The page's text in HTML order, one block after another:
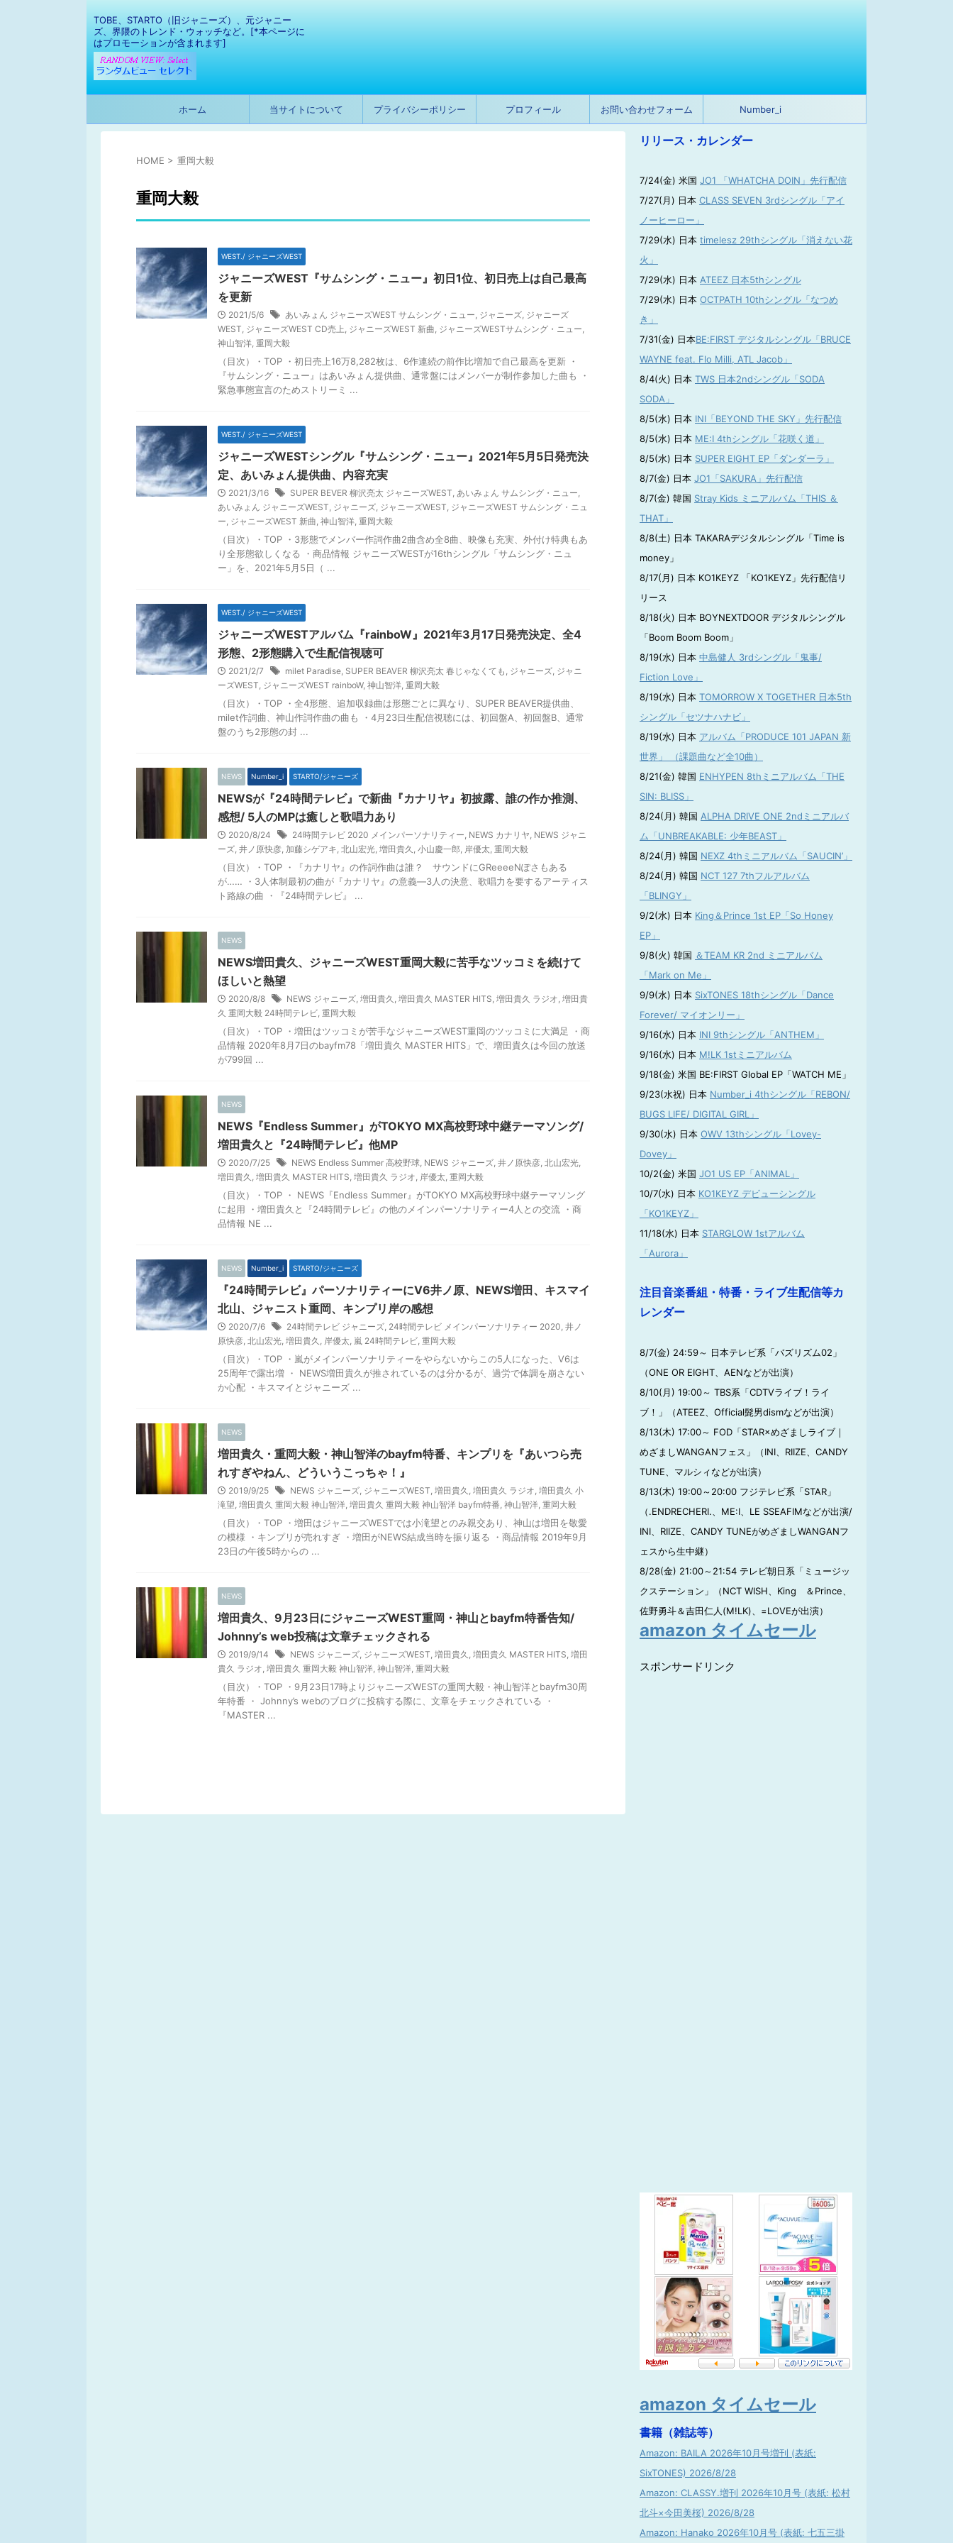
TOBE、STARTO（旧ジャニーズ）、元ジャニー
ズ、界隈のトレンド・ウォッチなど。[*本ページに
はプロモーションが含まれます]
ホーム 当サイトについて プライバシーポリシー プロフィール お問い合わせフォーム Number_i
HOME > 重岡大毅
重岡大毅
WEST./ ジャニーズWEST
ジャニーズWEST『サムシング・ニュー』初日1位、初日売上は自己最高
を更新
2021/5/6 あいみょん ジャニーズWEST サムシング・ニュー, ジャニーズ, ジャニーズ
WEST, ジャニーズWEST CD売上, ジャニーズWEST 新曲, ジャニーズWESTサムシング・ニュー,
神山智洋, 重岡大毅
（目次）・TOP ・初日売上16万8,282枚は、6作連続の前作比増加で自己最高を更新 ・
『サムシング・ニュー』はあいみょん提供曲、通常盤にはメンバーが制作参加した曲も ・
緊急事態宣言のためストリーミ ...
WEST./ ジャニーズWEST
ジャニーズWESTシングル『サムシング・ニュー』2021年5月5日発売決
定、あいみょん提供曲、内容充実
2021/3/16 SUPER BEVER 柳沢亮太 ジャニーズWEST, あいみょん サムシング・ニュー,
あいみょん ジャニーズWEST, ジャニーズ, ジャニーズWEST, ジャニーズWEST サムシング・ニュ
ー, ジャニーズWEST 新曲, 神山智洋, 重岡大毅
（目次）・TOP ・3形態でメンバー作詞作曲2曲含め全8曲、映像も充実、外付け特典もあ
り全形態欲しくなる ・商品情報 ジャニーズWESTが16thシングル「サムシング・ニュ
ー」を、2021年5月5日（ ...
WEST./ ジャニーズWEST
ジャニーズWESTアルバム『rainboW』2021年3月17日発売決定、全4
形態、2形態購入で生配信視聴可
2021/2/7 milet Paradise, SUPER BEAVER 柳沢亮太 春じゃなくても , ジャニーズ, ジャニ
ーズWEST, ジャニーズWEST rainboW, 神山智洋, 重岡大毅
（目次）・TOP ・全4形態、追加収録曲は形態ごとに異なり、SUPER BEAVER提供曲、
milet作詞曲、神山作詞作曲の曲も ・4月23日生配信視聴には、初回盤A、初回盤B、通常
盤のうち2形態の封 ...
NEWS Number_i STARTO/ジャニーズ
NEWSが『24時間テレビ』で新曲『カナリヤ』初披露、誰の作か推測、
感想/ 5人のMPは癒しと歌唱力あり
2020/8/24 24時間テレビ 2020 メインパーソナリティー, NEWS カナリヤ, NEWS ジャニ
ーズ, 井ノ原快彦, 加藤シゲアキ, 北山宏光, 増田貴久 , 小山慶一郎, 岸優太, 重岡大毅
（目次）・TOP ・『カナリヤ』の作詞作曲は誰？ サウンドにGReeeeNぽさもある
が…… ・3人体制最初の曲が『カナリヤ』の意義―3人の決意、歌唱力を要するアーティス
ト路線の曲 ・『24時間テレビ』 ...
NEWS
NEWS増田貴久、ジャニーズWEST重岡大毅に苦手なツッコミを続けて
ほしいと熱望
2020/8/8 NEWS ジャニーズ, 増田貴久 , 増田貴久 MASTER HITS, 増田貴久 ラジオ, 増田貴
久 重岡大毅 24時間テレビ, 重岡大毅
（目次）・TOP ・増田はツッコミが苦手なジャニーズWEST重岡のツッコミに大満足 ・商
品情報 2020年8月7日のbayfm78「増田貴久 MASTER HITS」で、増田貴久は今回の放送
が799回 ...
NEWS
NEWS『Endless Summer』がTOKYO MX高校野球中継テーマソング/
増田貴久と『24時間テレビ』他MP
2020/7/25 NEWS Endless Summer 高校野球, NEWS ジャニーズ, 井ノ原快彦, 北山宏光,
増田貴久 , 増田貴久 MASTER HITS, 増田貴久 ラジオ, 岸優太, 重岡大毅
（目次）・TOP ・ NEWS『Endless Summer』がTOKYO MX高校野球中継テーマソング
に起用 ・増田貴久と『24時間テレビ』の他のメインパーソナリティー4人との交流 ・商
品情報 NE ...
NEWS Number_i STARTO/ジャニーズ
『24時間テレビ』パーソナリティーにV6井ノ原、NEWS増田、キスマイ
北山、ジャニスト重岡、キンプリ岸の感想
2020/7/6 24時間テレビ ジャニーズ, 24時間テレビ メインパーソナリティー 2020, 井ノ
原快彦, 北山宏光, 増田貴久 , 岸優太, 嵐 24時間テレビ, 重岡大毅
（目次）・TOP ・嵐がメインパーソナリティーをやらないからこの5人になった、V6は
25周年で露出増 ・ NEWS増田貴久が推されているのは分かるが、過労で体調を崩さない
か心配 ・キスマイとジャニーズ ...
NEWS
増田貴久・重岡大毅・神山智洋のbayfm特番、キンプリを『あいつら売
れすぎやねん、どういうこっちゃ！』
2019/9/25 NEWS ジャニーズ, ジャニーズWEST, 増田貴久 , 増田貴久 ラジオ, 増田貴久 小
滝望, 増田貴久 重岡大毅 神山智洋, 増田貴久 重岡大毅 神山智洋 bayfm特番, 神山智洋, 重岡大毅
（目次）・TOP ・増田はジャニーズWESTでは小滝望とのみ親交あり、神山は増田を敬愛
の模様 ・キンプリが売れすぎ ・増田がNEWS結成当時を振り返る ・商品情報 2019年9月
23日の午後5時からの ...
NEWS
増田貴久、9月23日にジャニーズWEST重岡・神山とbayfm特番告知/
Johnny’s web投稿は文章チェックされる
2019/9/14 NEWS ジャニーズ, ジャニーズWEST, 増田貴久 , 増田貴久 MASTER HITS, 増田
貴久 ラジオ, 増田貴久 重岡大毅 神山智洋, 神山智洋, 重岡大毅
（目次）・TOP ・9月23日17時よりジャニーズWESTの重岡大毅・神山智洋とbayfm30周
年特番 ・ Johnny’s webのブログに投稿する際に、文章をチェックされている ・
『MASTER ...
リリース・カレンダー
7/24(金) 米国 JO1 「WHATCHA DOIN」先行配信
7/27(月) 日本 CLASS SEVEN 3rdシングル「アイ
ノーヒーロー」
7/29(水) 日本 timelesz 29thシングル「消えない花
火」
7/29(水) 日本 ATEEZ 日本5thシングル
7/29(水) 日本 OCTPATH 10thシングル「なつめ
き」
7/31(金) 日本BE:FIRST デジタルシングル「BRUCE
WAYNE feat. Flo Milli, ATL Jacob」
8/4(火) 日本 TWS 日本2ndシングル「SODA
SODA」
8/5(水) 日本 INI「BEYOND THE SKY」先行配信
8/5(水) 日本 ME:I 4thシングル「花咲く道」
8/5(水) 日本 SUPER EIGHT EP「ダンダーラ」
8/7(金) 日本 JO1「SAKURA」先行配信
8/7(金) 韓国 Stray Kids ミニアルバム「THIS ＆
THAT」
8/8(土) 日本 TAKARAデジタルシングル「Time is
money」
8/17(月) 日本 KO1KEYZ 「KO1KEYZ」先行配信リ
リース
8/18(火) 日本 BOYNEXTDOOR デジタルシングル
「Boom Boom Boom」
8/19(水) 日本 中島健人 3rdシングル「鬼事/
Fiction Love」
8/19(水) 日本 TOMORROW X TOGETHER 日本5th
シングル「セツナハナビ」
8/19(水) 日本 アルバム「PRODUCE 101 JAPAN 新
世界」 （課題曲など全10曲）
8/21(金) 韓国 ENHYPEN 8thミニアルバム「THE
SIN: BLISS」
8/24(月) 韓国 ALPHA DRIVE ONE 2ndミニアルバ
ム「UNBREAKABLE: 少年BEAST」
8/24(月) 韓国 NEXZ 4thミニアルバム「SAUCIN’」
8/24(月) 韓国 NCT 127 7thフルアルバム
「BLINGY」
9/2(水) 日本 King＆Prince 1st EP「So Honey
EP」
9/8(火) 韓国 ＆TEAM KR 2nd ミニアルバム
「Mark on Me」
9/9(水) 日本 SixTONES 18thシングル「Dance
Forever/ マイオンリー」
9/16(水) 日本 INI 9thシングル「ANTHEM」
9/16(水) 日本 M!LK 1stミニアルバム
9/18(金) 米国 BE:FIRST Global EP「WATCH ME」
9/23(水祝) 日本 Number_i 4thシングル「REBON/
BUGS LIFE/ DIGITAL GIRL」
9/30(水) 日本 OWV 13thシングル「Lovey-
Dovey」
10/2(金) 米国 JO1 US EP「ANIMAL」
10/7(水) 日本 KO1KEYZ デビューシングル
「KO1KEYZ」
11/18(水) 日本 STARGLOW 1stアルバム
「Aurora」
注目音楽番組・特番・ライブ生配信等カ
レンダー
8/7(金) 24:59～ 日本テレビ系「バズリズム02」
（ONE OR EIGHT、AENなどが出演）
8/10(月) 19:00～ TBS系「CDTVライブ！ライ
ブ！」（ATEEZ、Official髭男dismなどが出演）
8/13(木) 17:00～ FOD「STAR×めざましライブ｜
めざましWANGANフェス」（INI、RIIZE、CANDY
TUNE、マルシィなどが出演）
8/13(木) 19:00～20:00 フジテレビ系「STAR」
（.ENDRECHERI.、ME:I、LE SSEAFIMなどが出演/
INI、RIIZE、CANDY TUNEがめざましWANGANフ
ェスから生中継）
8/28(金) 21:00～21:54 テレビ朝日系「ミュージッ
クステーション」（NCT WISH、King ＆Prince、
佐野勇斗＆吉田仁人(M!LK)、=LOVEが出演）
amazon タイムセール
スポンサードリンク
amazon タイムセール
書籍（雑誌等）
Amazon: BAILA 2026年10月号増刊 (表紙:
SixTONES) 2026/8/28
Amazon: CLASSY.増刊 2026年10月号 (表紙: 松村
北斗×今田美桜) 2026/8/28
Amazon: Hanako 2026年10月号 (表紙: 七五三掛